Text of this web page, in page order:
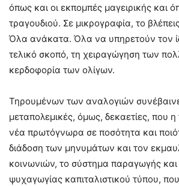
όπως και οι εκπομπές μαγειρικής και
τραγουδιού. Σε μικρογραφία, το
Όλα ανάκατα. Όλα να υπηρετούν τον
τελικό σκοπό, τη χειραγώγηση των
κερδοφορία των ολίγων.
Τηρουμένων των αναλογιών
μεταπολεμικές, όμως, δεκαετίες, που
νέα πρωτόγνωρα σε ποσότητα και
διάδοση των μηνυμάτων και τον
κοινωνιών, το σύστημα παραγωγής και
ψυχαγωγίας καπιταλιστικού τύπου,